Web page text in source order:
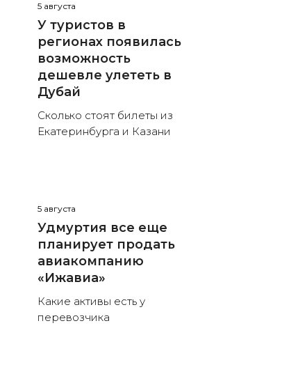
5 августа
У туристов в
регионах появилась
возможность
дешевле улететь в
Дубай
Сколько стоят билеты из
Екатеринбурга и Казани
5 августа
Удмуртия все еще
планирует продать
авиакомпанию
«Ижавиа»
Какие активы есть у
перевозчика